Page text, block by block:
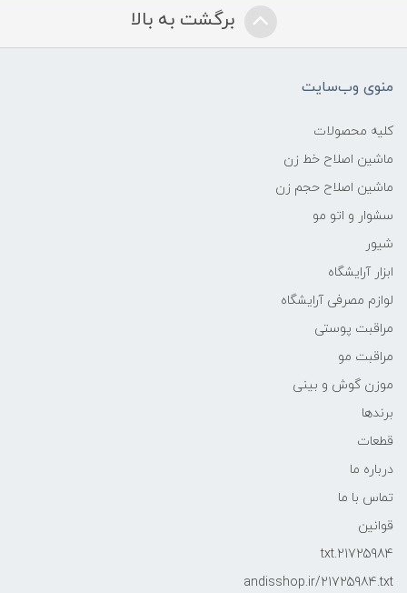
برگشت به بالا
منوی وب‌سایت
کلیه محصولات
ماشین اصلاح خط زن
ماشین اصلاح حجم زن
سشوار و اتو مو
شیور
ابزار آرایشگاه
لوازم مصرفی آرایشگاه
مراقبت پوستی
مراقبت مو
موزن گوش و بینی
برندها
قطعات
درباره ما
تماس با ما
قوانین
21725984.txt
andisshop.ir/21725984.txt